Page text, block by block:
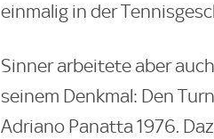
einmalig in der
Sinner arbeitete aber
seinem Denkmal: Den
Adriano Panatta 1976.